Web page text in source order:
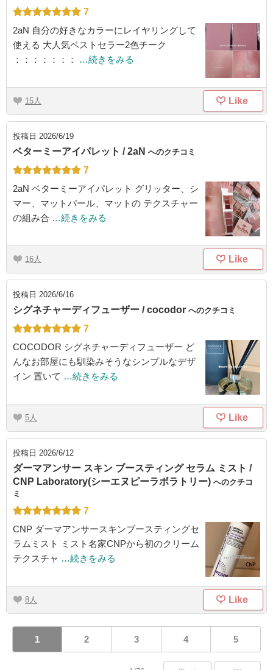
7
2aN 自分の好きなカラーにレイヤリングして
使える 大人気ベストセラー2色チーク
：：：：：：：
…続きをみる
15 Like
投稿日 2026/6/19
ベターミーアイパレット / 2aN へのクチコミ
7
2aN ベターミーアイパレット グリッター、シ
マー、マットパール、マットの テクスチャー
の組み合 …続きをみる
16 Like
投稿日 2026/6/16
シグネチャーディフューザー / cocodor へのクチコミ
7
COCODOR シグネチャーディフューザー ど
んなお部屋にも馴染みそうなシンプルなデザ
イン 置いて …続きをみる
5 Like
投稿日 2026/6/12
ダーマアンサー スキン ブースティング セラム ミスト /
CNP Laboratory(シーエヌピーラボラトリー) へのクチコ
ミ
7
CNP ダーマアンサースキンブースティングセ
ラムミスト ミスト名家CNPから初のクリーム
テクスチャ …続きをみる
8 Like
1 2 3 4 5